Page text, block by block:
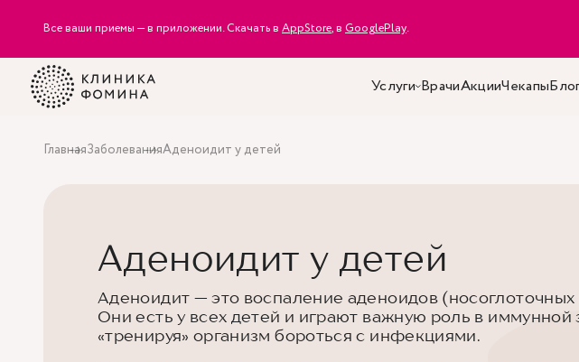
Все ваши приемы — в приложении. Скачать в AppStore, в GooglePlay.
Услуги ВрачиАкцииЧекапы
ГлавнаяЗаболеванияАденоидит у детей
Аденоидит у детей
Аденоидит — это воспаление аденоидов
Они есть у всех детей и играют важную роль в иммунной
«тренируя» организм бороться с инфекциями.